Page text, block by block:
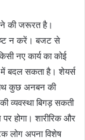
की जरूरत है।
न करें। बजट से
नए कार्य का कोई
में बदल सकता है। शेयर्स
कुछ अनबन की
व्यवस्था बिगड़ सकती
होगा। शारीरिक और
लोग अपना विशेष